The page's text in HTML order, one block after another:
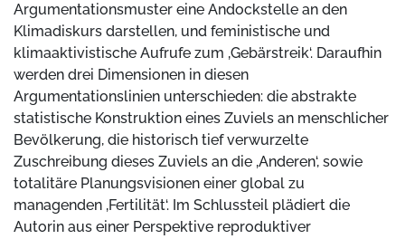
Argumentationsmuster eine Andockstelle an den
Klimadiskurs darstellen, und feministische und
klimaaktivistische Aufrufe zum ‚Gebärstreik‘. Daraufhin
werden drei Dimensionen in diesen
Argumentationslinien unterschieden: die abstrakte
statistische Konstruktion eines Zuviels an menschlicher
Bevölkerung, die historisch tief verwurzelte
Zuschreibung dieses Zuviels an die ‚Anderen‘, sowie
totalitäre Planungsvisionen einer global zu
managenden ‚Fertilität‘. Im Schlussteil plädiert die
Autorin aus einer Perspektive reproduktiver